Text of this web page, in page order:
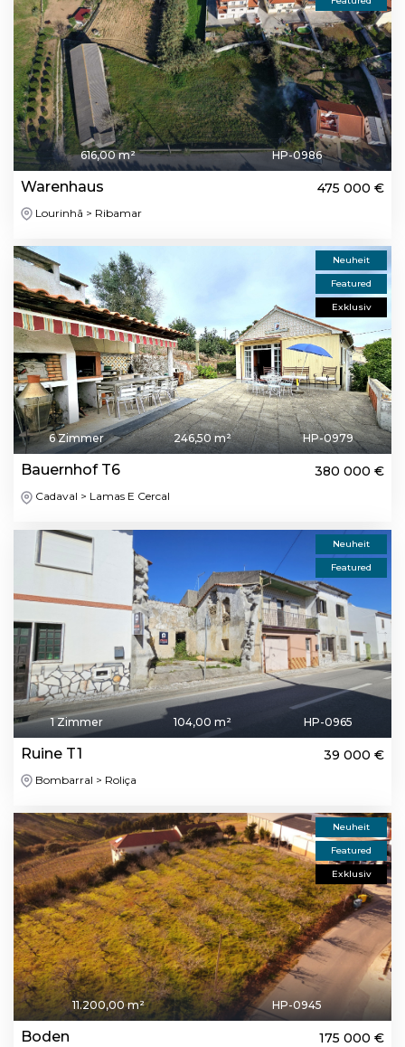
616,00 m² HP-0986
Warenhaus 475 000 €
Lourinhã > Ribamar
Neuheit
Featured
Exklusiv
6 Zimmer 246,50 m² HP-0979
Bauernhof T6 380 000 €
Cadaval > Lamas E Cercal
Neuheit
Featured
1 Zimmer 104,00 m² HP-0965
Ruine T1 39 000 €
Bombarral > Roliça
Neuheit
Featured
Exklusiv
11.200,00 m² HP-0945
Boden 175 000 €